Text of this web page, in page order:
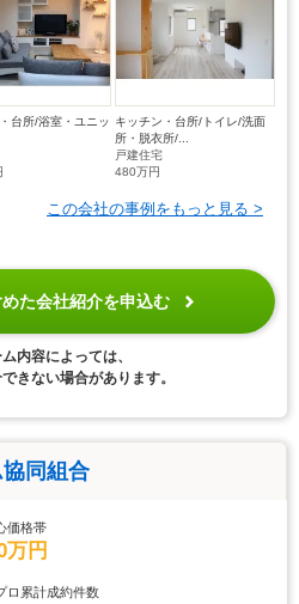
台所/浴室・ユニッ キッチン・台所/トイレ/洗面
所・脱衣所/...
戸建住宅
480万円
この会社の事例をもっと見る >
た会社紹介を申込む
内容によっては、
きない場合があります。
同組合
価格帯
万円
ロ累計成約件数